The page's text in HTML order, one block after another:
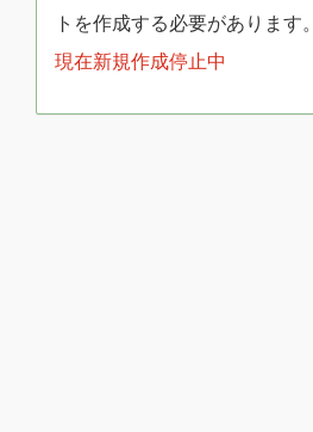
トを作成する必要があります。
現在新規作成停止中